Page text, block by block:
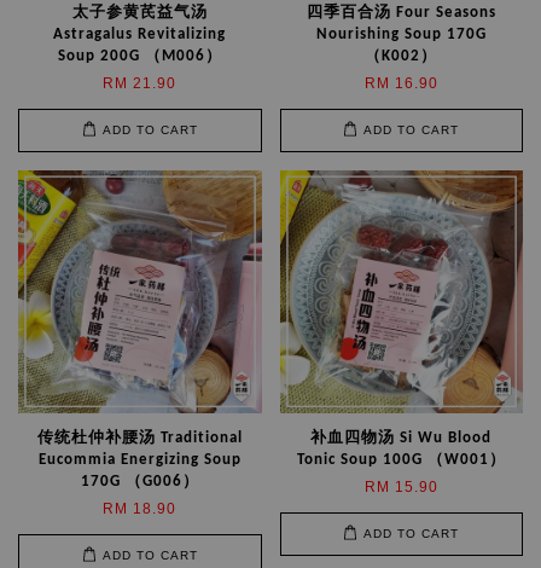
太子参黄芪益气汤
Astragalus Revitalizing
Soup 200G （M006）
RM 21.90
ADD TO CART
四季百合汤 Four Seasons
Nourishing Soup 170G
（K002）
RM 16.90
ADD TO CART
传统杜仲补腰汤 Traditional
Eucommia Energizing Soup
170G （G006）
RM 18.90
ADD TO CART
补血四物汤 Si Wu Blood
Tonic Soup 100G （W001）
RM 15.90
ADD TO CART